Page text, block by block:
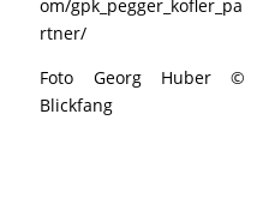
om/gpk_pegger_kofler_pa
rtner/
Foto Georg Huber ©
Blickfang